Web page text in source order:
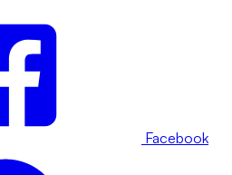
Facebook